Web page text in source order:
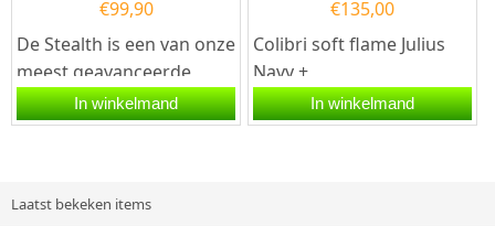
€99,90
De Stealth is een van onze
meest geavanceerde
aanstekers ooit: met
piramidevormige
In winkelmand
€135,00
Colibri soft flame Julius
Navy +
Chrome vuursteenaanste
ker. Deze Colibri
In winkelmand
Laatst bekeken items